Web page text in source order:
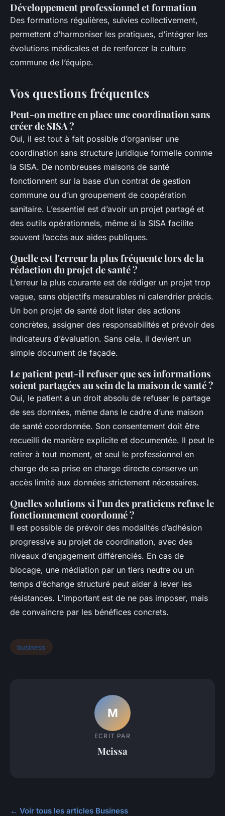
Développement professionnel et formation
Des formations régulières, suivies collectivement,
permettent d’harmoniser les pratiques, d’intégrer les
évolutions médicales et de renforcer la culture
commune de l’équipe.
Vos questions fréquentes
Peut-on mettre en place une coordination sans
créer de SISA ?
Oui, il est tout à fait possible d’organiser une
coordination sans structure juridique formelle comme
la SISA. De nombreuses maisons de santé
fonctionnent sur la base d’un contrat de gestion
commune ou d’un groupement de coopération
sanitaire. L’essentiel est d’avoir un projet partagé et
des outils opérationnels, même si la SISA facilite
souvent l’accès aux aides publiques.
Quelle est l'erreur la plus fréquente lors de la
rédaction du projet de santé ?
L’erreur la plus courante est de rédiger un projet trop
vague, sans objectifs mesurables ni calendrier précis.
Un bon projet de santé doit lister des actions
concrètes, assigner des responsabilités et prévoir des
indicateurs d’évaluation. Sans cela, il devient un
simple document de façade.
Le patient peut-il refuser que ses informations
soient partagées au sein de la maison de santé ?
Oui, le patient a un droit absolu de refuser le partage
de ses données, même dans le cadre d’une maison
de santé coordonnée. Son consentement doit être
recueilli de manière explicite et documentée. Il peut le
retirer à tout moment, et seul le professionnel en
charge de sa prise en charge directe conserve un
accès limité aux données strictement nécessaires.
Quelles solutions si l'un des praticiens refuse le
fonctionnement coordonné ?
Il est possible de prévoir des modalités d’adhésion
progressive au projet de coordination, avec des
niveaux d’engagement différenciés. En cas de
blocage, une médiation par un tiers neutre ou un
temps d’échange structuré peut aider à lever les
résistances. L’important est de ne pas imposer, mais
de convaincre par les bénéfices concrets.
business
M
ECRIT PAR
Meissa
← Voir tous les articles Business